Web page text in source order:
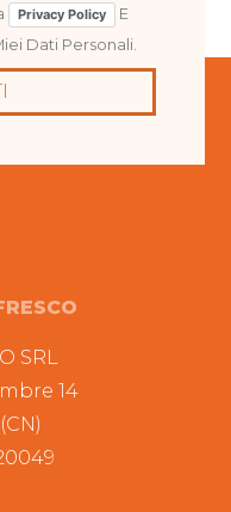
Privacy Policy
E
Dati Personali.
SRL
14